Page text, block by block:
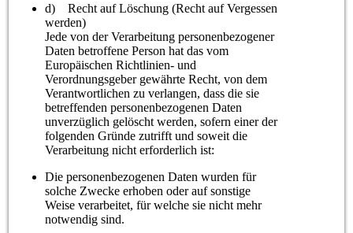
d) Recht auf Löschung (Recht auf Vergessen
werden)
Jede von der Verarbeitung personenbezogener
Daten betroffene Person hat das vom
Europäischen Richtlinien- und
Verordnungsgeber gewährte Recht, von dem
Verantwortlichen zu verlangen, dass die sie
betreffenden personenbezogenen Daten
unverzüglich gelöscht werden, sofern einer der
folgenden Gründe zutrifft und soweit die
Verarbeitung nicht erforderlich ist:
Die personenbezogenen Daten wurden für
solche Zwecke erhoben oder auf sonstige
Weise verarbeitet, für welche sie nicht mehr
notwendig sind.